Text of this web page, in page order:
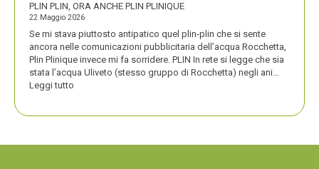
PLIN PLIN, ORA ANCHE PLIN PLINIQUE
22 Maggio 2026
Se mi stava piuttosto antipatico quel plin-plin che si sente
ancora nelle comunicazioni pubblicitaria dell’acqua Rocchetta,
Plin Plinique invece mi fa sorridere. PLIN In rete si legge che sia
stata l’acqua Uliveto (stesso gruppo di Rocchetta) negli ani…
Leggi tutto
PLIN